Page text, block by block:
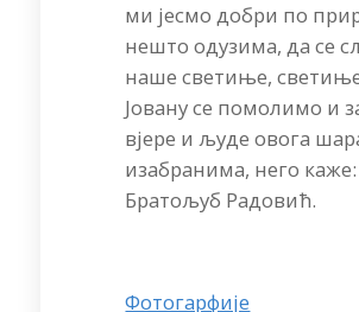
ми јесмо добри по
нешто одузима, да се
наше светиње,
Јовану се помолимо и
вјере и људе овога
изабранима, него каже:
Братољуб Радовић.
Фотогарфије